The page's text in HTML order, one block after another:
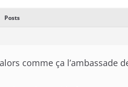
Posts
alors comme ça l’ambassade